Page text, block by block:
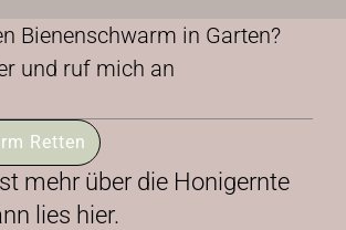
Bienenschwarm in Garten?
und ruf mich an
Retten
mehr über die Honigernte
lies hier.